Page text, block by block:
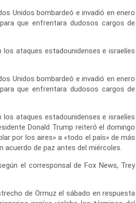
Unidos bombardeó e invadió en enero
que enfrentara dudosos cargos de
ataques estadounidenses e israelíes
Unidos bombardeó e invadió en enero
que enfrentara dudosos cargos de
ataques estadounidenses e israelíes
Donald Trump reiteró el domingo
por los aires» a «todo el país» de más
de paz antes del miércoles.
el corresponsal de Fox News, Trey
de Ormuz el sábado en respuesta